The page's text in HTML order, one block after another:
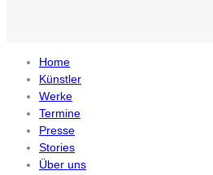
Home
Künstler
Werke
Termine
Presse
Stories
Über uns